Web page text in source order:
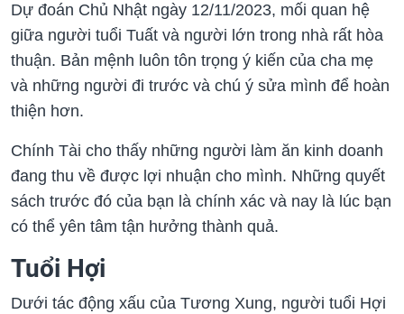
Dự đoán Chủ Nhật ngày 12/11/2023, mối quan hệ
giữa người tuổi Tuất và người lớn trong nhà rất hòa
thuận. Bản mệnh luôn tôn trọng ý kiến của cha mẹ
và những người đi trước và chú ý sửa mình để hoàn
thiện hơn.
Chính Tài cho thấy những người làm ăn kinh doanh
đang thu về được lợi nhuận cho mình. Những quyết
sách trước đó của bạn là chính xác và nay là lúc bạn
có thể yên tâm tận hưởng thành quả.
Tuổi Hợi
Dưới tác động xấu của Tương Xung, người tuổi Hợi